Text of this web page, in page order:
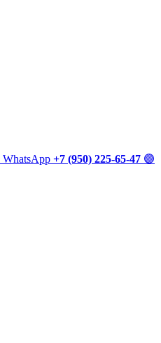
WhatsApp +7 (950) 225-65-47 🟣